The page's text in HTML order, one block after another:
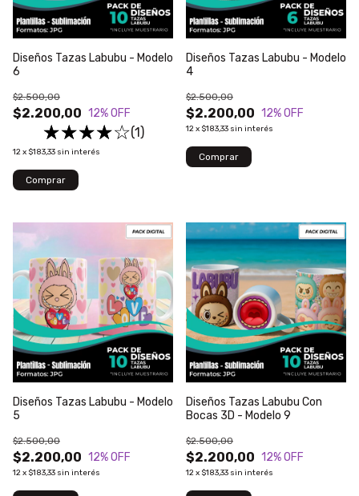
Diseños Tazas Labubu - Modelo
6
$2.200,00
$2.500,00
12% OFF
(1)
12x $183,33 sin interés
Diseños Tazas Labubu - Modelo
4
$2.200,00
$2.500,00
12% OFF
12x $183,33 sin interés
Diseños Tazas Labubu - Modelo
5
$2.200,00
$2.500,00
12% OFF
12x $183,33 sin interés
Diseños Tazas Labubu Con
Bocas 3D - Modelo 9
$2.200,00
$2.500,00
12% OFF
12x $183,33 sin interés